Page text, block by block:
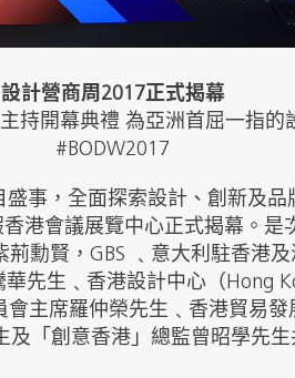
設計營商周2017正式揭幕
持開幕典禮 為亞洲首屈一指的
#BODW2017
盛事，全面探索設計、創新及品
港會議展覽中心正式揭幕。
勳賢，GBS ﹑意大利駐香港
先生﹑香港設計中心（Hong
主席羅仲榮先生﹑香港貿易
「創意香港」總監曾昭學先